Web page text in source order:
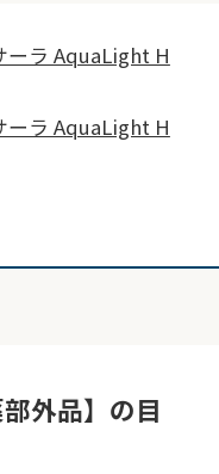
ーラ AquaLight H
ーラ AquaLight H
外品】の目